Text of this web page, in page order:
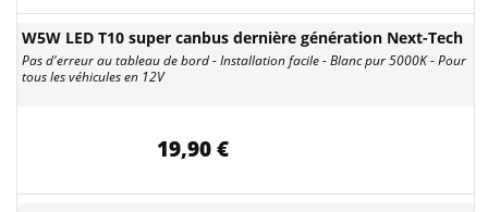
W5W LED T10 super canbus dernière génération Next-Tech
Pas d'erreur au tableau de bord - Installation facile - Blanc pur 5000K - Pour
tous les véhicules en 12V
19,90 €